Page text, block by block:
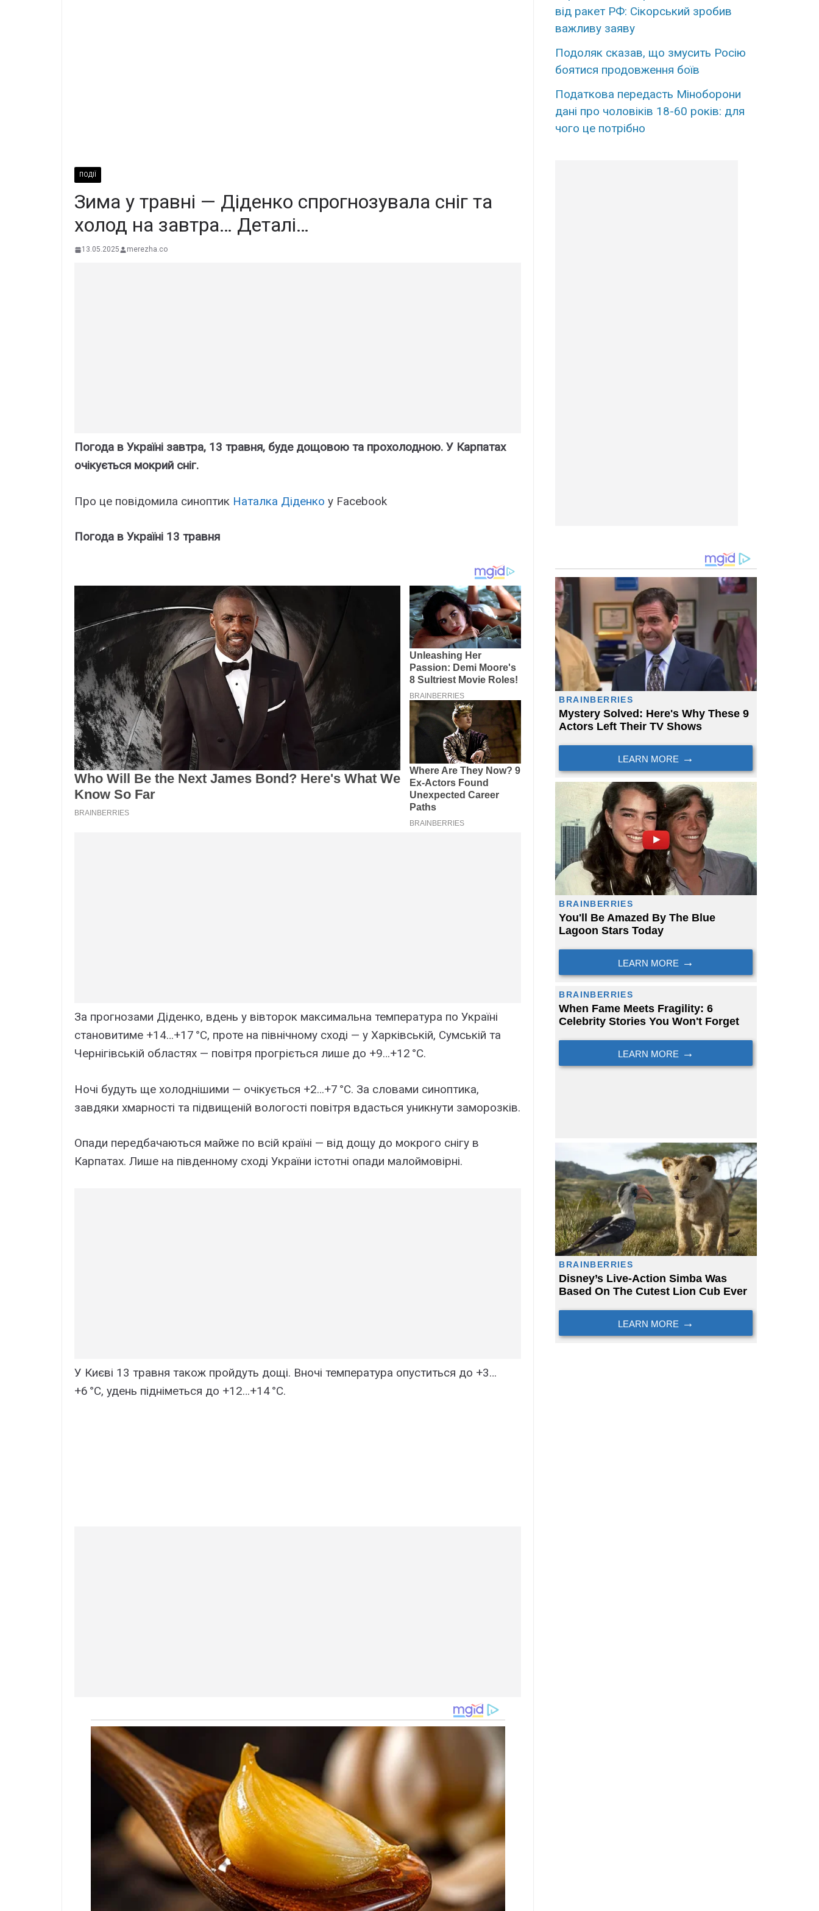
ПОДІЇ
Зима у травні — Діденко спрогнозувала сніг та
холод на завтра… Деталі…
13.05.2025 merezha.co
Погода в Україні завтра, 13 травня, буде дощовою та прохолодною. У Карпатах
очікується мокрий сніг.
Про це повідомила синоптик Наталка Діденко у Facebook
Погода в Україні 13 травня
За прогнозами Діденко, вдень у вівторок максимальна температура по Україні
становитиме +14…+17 °C, проте на північному сході — у Харківській, Сумській та
Чернігівській областях — повітря прогріється лише до +9…+12 °C.
Ночі будуть ще холоднішими — очікується +2…+7 °C. За словами синоптика,
завдяки хмарності та підвищеній вологості повітря вдасться уникнути заморозків.
Опади передбачаються майже по всій країні — від дощу до мокрого снігу в
Карпатах. Лише на південному сході України істотні опади малоймовірні.
У Києві 13 травня також пройдуть дощі. Вночі температура опуститься до +3…
+6 °C, удень підніметься до +12…+14 °C.
від ракет РФ: Сікорський зробив
важливу заяву
Подоляк сказав, що змусить Росію
боятися продовження боїв
Податкова передасть Міноборони
дані про чоловіків 18-60 років: для
чого це потрібно